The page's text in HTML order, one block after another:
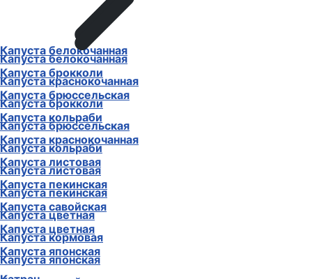
Капуста белокочанная
Капуста брокколи
Капуста брюссельская
Капуста кольраби
Капуста краснокочанная
Капуста листовая
Капуста пекинская
Капуста савойская
Капуста цветная
Капуста японская
Капуста белокочанная
Капуста краснокочанная
Капуста брокколи
Капуста брюссельская
Капуста кольраби
Капуста листовая
Капуста пекинская
Капуста цветная
Капуста кормовая
Капуста японская